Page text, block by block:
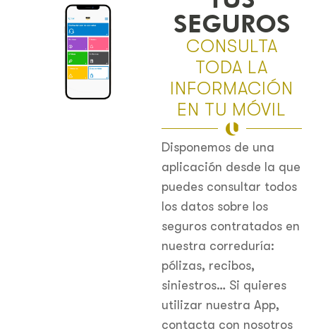
SEGUROS
CONSULTA
TODA LA
INFORMACIÓN
EN TU MÓVIL
Disponemos de una
aplicación desde la que
puedes consultar todos
los datos sobre los
seguros contratados en
nuestra correduría:
pólizas, recibos,
siniestros… Si quieres
utilizar nuestra App,
contacta con nosotros